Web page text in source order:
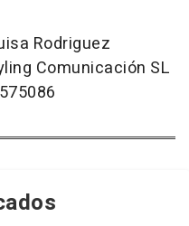
Rodriguez
Comunicación SL